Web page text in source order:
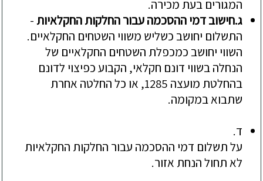
המגורים בעת מכירה.
ג.חישובדמי ההסכמהעבור החלקות החקלאיות-
התשלום יחושב כשליש משווי השטחים החקלאיים.
השווי יחושב כמכפלת השטחים החקלאיים של
הנחלה בשווי דונם חקלאי, הקבוע כפיצוי לדונם
בהחלטת מועצה 1285, או כל החלטה אחרת
שתבוא במקומה.
ד.
על תשלום דמי ההסכמה עבור החלקות החקלאיות
לא תחול הנחת אזור.